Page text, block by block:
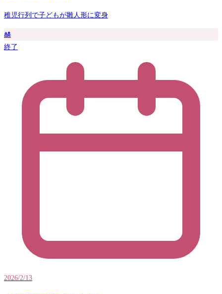
稚児行列で子どもが雛人形に変身
🎎
終了
2026/2/13